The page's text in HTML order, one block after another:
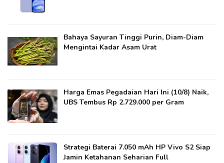
Bahaya Sayuran Tinggi Purin, Diam-Diam
Mengintai Kadar Asam Urat
Harga Emas Pegadaian Hari Ini (10/8) Naik,
UBS Tembus Rp 2.729.000 per Gram
Strategi Baterai 7.050 mAh HP Vivo S2 Siap
Jamin Ketahanan Seharian Full